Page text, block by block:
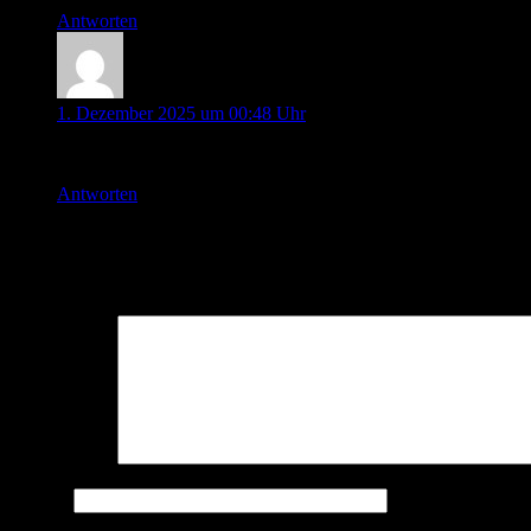
Antworten
1. Dezember 2025 um 00:48 Uhr
Antworten